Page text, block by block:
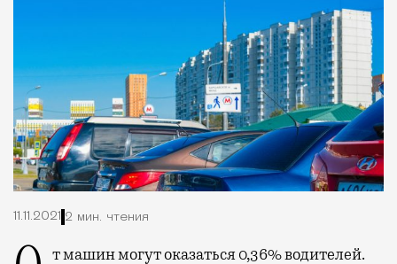
11.11.2021 2 мин. чтения
От машин могут оказаться 0,36% водителей.